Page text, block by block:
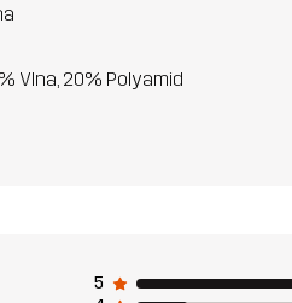
Vlna, 20% Polyamid
5